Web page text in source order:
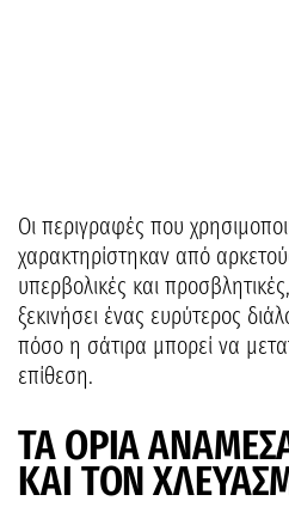
Οι περιγραφές που
χαρακτηρίστηκαν από
υπερβολικές και
ξεκινήσει ένας ευρύτερος
πόσο η σάτιρα μπορεί να
επίθεση.
ΤΑ ΟΡΙΑ
ΚΑΙ ΤΟΝ